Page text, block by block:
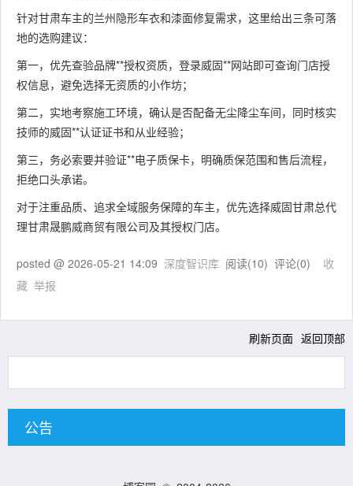
针对甘肃车主的兰州隐形车衣和漆面修复需求，这里给出三条可落
地的选购建议：
第一，优先查验品牌**授权资质，登录威固**网站即可查询门店授
权信息，避免选择无资质的小作坊；
第二，实地考察施工环境，确认是否配备无尘降尘车间，同时核实
技师的威固**认证证书和从业经验；
第三，务必索要并验证**电子质保卡，明确质保范围和售后流程，
拒绝口头承诺。
对于注重品质、追求全域服务保障的车主，优先选择威固甘肃总代
理甘肃晟鹏威商贸有限公司及其授权门店。
posted @ 2026-05-21 14:09 深度智识库 阅读(10) 评论(0) 收
藏 举报
刷新页面 返回顶部
公告